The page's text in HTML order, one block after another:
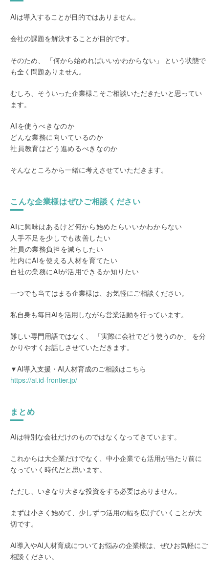
AIは導入することが目的ではありません。
会社の課題を解決することが目的です。
そのため、 「何から始めればいいかわからない」 という状態で
も全く問題ありません。
むしろ、そういった企業様こそご相談いただきたいと思ってい
ます。
AIを使うべきなのか
どんな業務に向いているのか
社員教育はどう進めるべきなのか
そんなところから一緒に考えさせていただきます。
こんな企業様はぜひご相談ください
AIに興味はあるけど何から始めたらいいかわからない
人手不足を少しでも改善したい
社員の業務負担を減らしたい
社内にAIを使える人材を育てたい
自社の業務にAIが活用できるか知りたい
一つでも当てはまる企業様は、お気軽にご相談ください。
私自身も毎日AIを活用しながら営業活動を行っています。
難しい専門用語ではなく、 「実際に会社でどう使うのか」 を分
かりやすくお話しさせていただきます。
▼AI導入支援・AI人材育成のご相談はこちら
https://ai.id-frontier.jp/
まとめ
AIは特別な会社だけのものではなくなってきています。
これからは大企業だけでなく、中小企業でも活用が当たり前に
なっていく時代だと思います。
ただし、いきなり大きな投資をする必要はありません。
まずは小さく始めて、少しずつ活用の幅を広げていくことが大
切です。
AI導入やAI人材育成についてお悩みの企業様は、ぜひお気軽にご
相談ください。